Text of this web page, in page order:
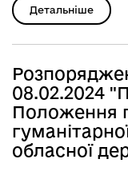
Детальніше
08.02.2024
Положення
обласної